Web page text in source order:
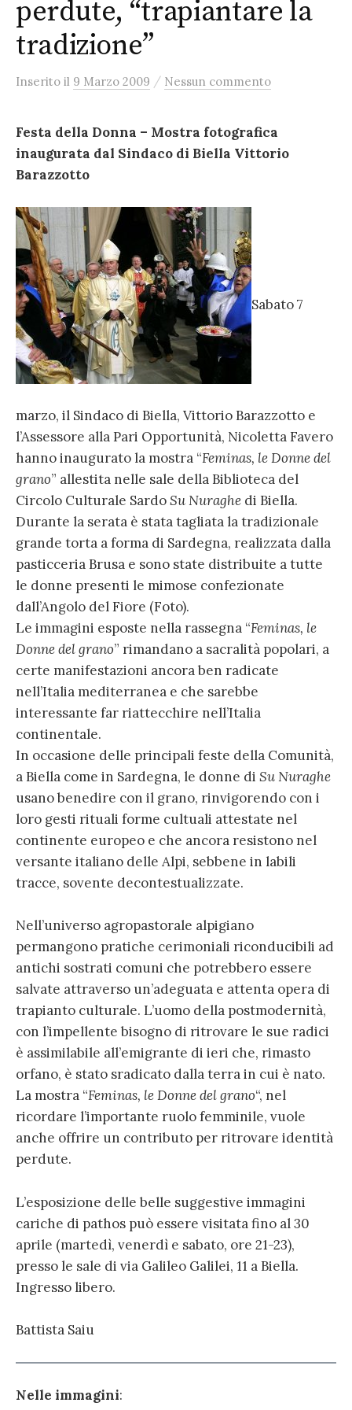
perdute, “trapiantare la
tradizione”
Inserito il 9 Marzo 2009 / Nessun commento
Festa della Donna – Mostra fotografica
inaugurata dal Sindaco di Biella Vittorio
Barazzotto
Sabato 7
marzo, il Sindaco di Biella, Vittorio Barazzotto e
l’Assessore alla Pari Opportunità, Nicoletta Favero
hanno inaugurato la mostra “Feminas, le Donne del
grano” allestita nelle sale della Biblioteca del
Circolo Culturale SardoSu Nuraghe di Biella.
Durante la serata è stata tagliata la tradizionale
grande torta a forma di Sardegna, realizzata dalla
pasticceria Brusa e sono state distribuite a tutte
le donne presenti le mimose confezionate
dall’Angolo del Fiore (Foto).
Le immagini esposte nella rassegna “Feminas, le
Donne del grano” rimandano a sacralità popolari, a
certe manifestazioni ancora ben radicate
nell’Italia mediterranea e che sarebbe
interessante far riattecchire nell’Italia
continentale.
In occasione delle principali feste della Comunità,
a Biella come in Sardegna, le donne di Su Nuraghe
usano benedire con il grano, rinvigorendo con i
loro gesti rituali forme cultuali attestate nel
continente europeo e che ancora resistono nel
versante italiano delle Alpi, sebbene in labili
tracce, sovente decontestualizzate.
Nell’universo agropastorale alpigiano
permangono pratiche cerimoniali riconducibili ad
antichi sostrati comuni che potrebbero essere
salvate attraverso un’adeguata e attenta opera di
trapianto culturale. L’uomo della postmodernità,
con l’impellente bisogno di ritrovare le sue radici
è assimilabile all’emigrante di ieri che, rimasto
orfano, è stato sradicato dalla terra in cui è nato.
La mostra “Feminas, le Donne del grano“, nel
ricordare l’importante ruolo femminile, vuole
anche offrire un contributo per ritrovare identità
perdute.
L’esposizione delle belle suggestive immagini
cariche di pathos può essere visitata fino al 30
aprile (martedì, venerdì e sabato, ore 21-23),
presso le sale di via Galileo Galilei, 11 a Biella.
Ingresso libero.
Battista Saiu
Nelle immagini: